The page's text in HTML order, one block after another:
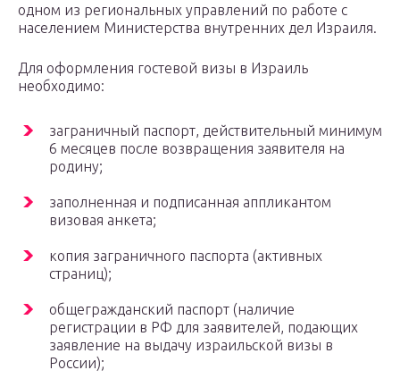
одном из региональных управлений по работе с
населением Министерства внутренних дел Израиля.
Для оформления гостевой визы в Израиль
необходимо:
заграничный паспорт, действительный минимум
6 месяцев после возвращения заявителя на
родину;
заполненная и подписанная аппликантом
визовая анкета;
копия заграничного паспорта (активных
страниц);
общегражданский паспорт (наличие
регистрации в РФ для заявителей, подающих
заявление на выдачу израильской визы в
России);